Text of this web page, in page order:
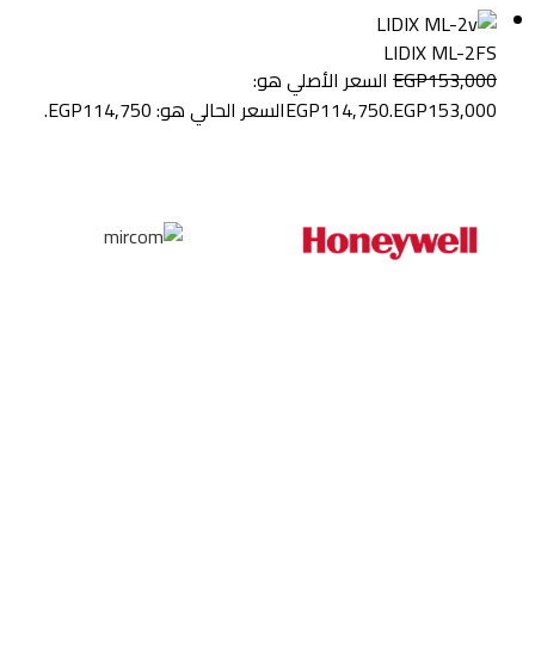
LIDIX ML-2FS
EGP153,000
السعر الأصلي هو:
EGP153,000.
EGP114,750 السعر الحالي هو: EGP114,750.